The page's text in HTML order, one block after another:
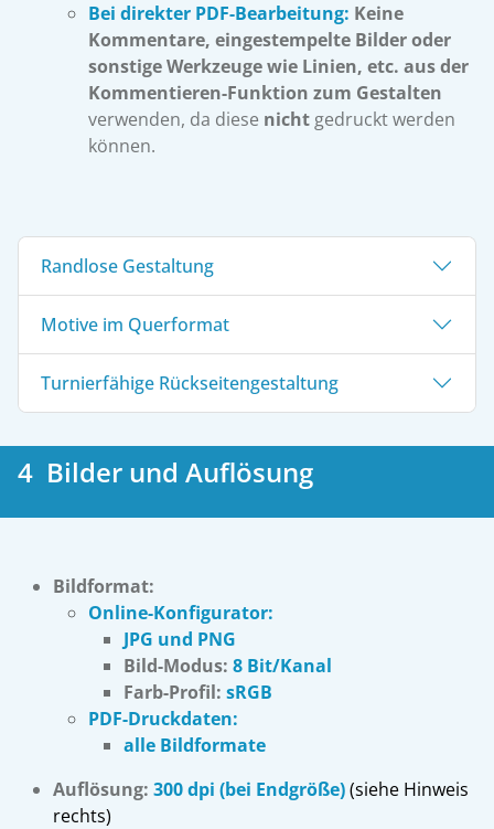
Bei direkter PDF-Bearbeitung: Keine
Kommentare, eingestempelte Bilder oder
sonstige Werkzeuge wie Linien, etc. aus der
Kommentieren-Funktion zum Gestalten
verwenden, da diese nicht gedruckt werden
können.
Randlose Gestaltung
Motive im Querformat
Turnierfähige Rückseitengestaltung
4 Bilder und Auflösung
Bildformat:
Online-Konfigurator:
JPG und PNG
Bild-Modus: 8 Bit/Kanal
Farb-Profil: sRGB
PDF-Druckdaten:
alle Bildformate
Auflösung: 300 dpi (bei Endgröße)(siehe Hinweis
rechts)